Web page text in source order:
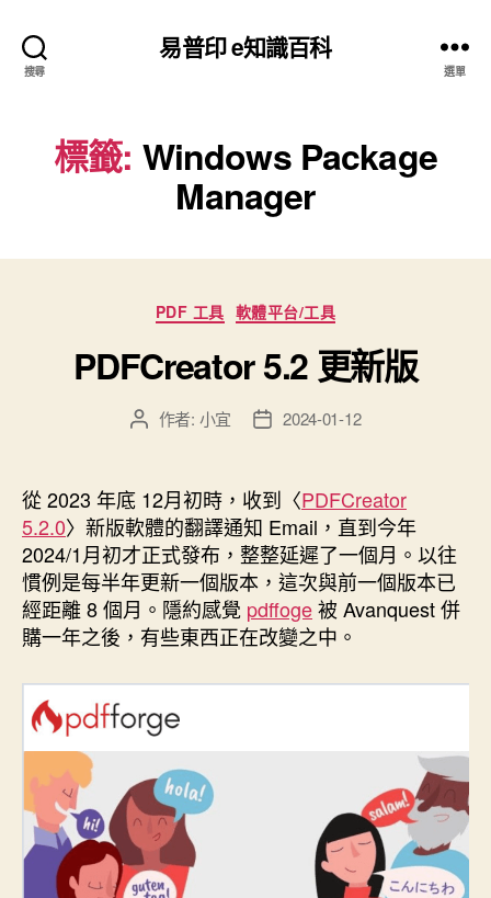
搜尋
易普印 e知識百科
選單
標籤: Windows Package
Manager
分
類
PDF 工具 軟體平台/工具
PDFCreator 5.2 更新版
文
者
作者: 小宜
文
佈
日
期
2024-01-12
從 2023 年底 12月初時，收到〈PDFCreator
5.2.0〉新版軟體的翻譯通知 Email，直到今年
2024/1月初才正式發布，整整延遲了一個月。以往
慣例是每半年更新一個版本，這次與前一個版本已
經距離 8 個月。隱約感覺 pdffoge被 Avanquest 併
購一年之後，有些東西正在改變之中。